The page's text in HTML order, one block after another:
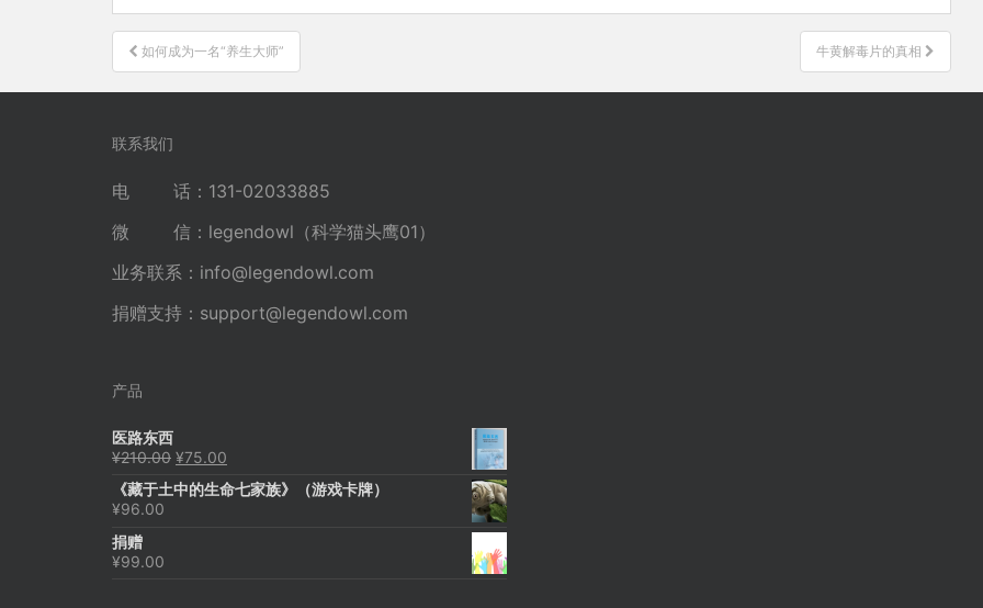
文
章
导
如何成为一名“养生大师” 牛黄解毒片的真相
联系我们
电 话：131-02033885
微 信：legendowl（科学猫头鹰01）
业务联系： info@legendowl.com
捐赠支持： support@legendowl.com
产品
医路东西
¥210.00 原
为：
¥75.00
价
《藏于土中的生命七家族》（游戏卡牌）
¥96.00
捐赠
¥99.00